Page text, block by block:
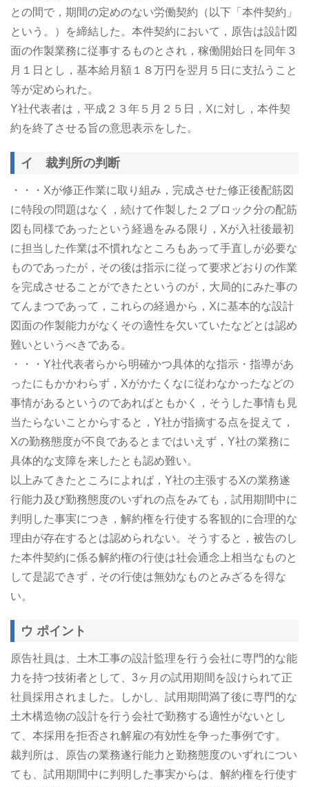
との間で，期間の定めのない労働契約（以下「本件契約」
という。）を締結した。本件契約において，原告は設計図
面の作製業務に従事するものとされ，稼働開始日を同年３
月１日とし，基本給月額１８万円を翌月５日に支払うこと
等が定められた。
Y社代表者は，平成２３年５月２５日，Xに対し，本件契
約を終了させる旨の意思表示をした。
イ 裁判所の判断
・・・Xが修正作業に取り組み，完成させた修正後配筋図
に特段の問題はなく，続けて作製した２ブロック分の配筋
図も同様であったという経過をみる限り，Xが入社後最初
に担当した作業は不慣れなところもあって手直しが必要な
ものであったが，その後は指示に従って要求どおりの作業
を完成させることができたというのが，大局的にみた事の
てんまつであって，これらの経過から，Xに基本的な設計
図面の作製能力がなくその適性を欠いていたなどとは認め
難いというべきである。
・・・Y社代表者らから明確かつ具体的な指示・指導があ
ったにもかかわらず，Xがかたくなに従わなかったなどの
事情があるというのであればともかく，そうした事情も見
当たらないことからすると，Y社が指摘する点を捉えて，
Xの勤務態度が不良であるとまではいえず，Y社の業務に
具体的な支障を来したとも認め難い。
以上みてきたところによれば，Y社の主張するXの業務遂
行能力及び勤務態度のいずれの点をみても，試用期間中に
判明した事実につき，解約権を行使する客観的に合理的な
理由が存在するとは認められない。そうすると，被告のし
た本件契約に係る解約権の行使は社会通念上相当なものと
して是認できず，その行使は無効なものとみざるを得な
い。
ウ ポイント
原告社員は、土木工事の設計監理を行う会社に専門的な能
力を持つ技術者として、3ヶ月の試用期間を設けられて正
社員採用されました。しかし、試用期間満了後に専門的な
土木構造物の設計を行う会社で勤務する適性がないとし
て、本採用を拒否され解雇の有効性を争った事例です。
裁判所は、原告の業務遂行能力と勤務態度のいずれについ
ても、試用期間中に判明した事実からは、解約権を行使す